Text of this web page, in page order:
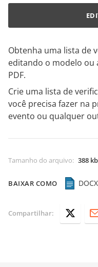
Obtenha uma lista de
editando o modelo ou
PDF.
Crie uma lista de
você precisa fazer na
evento ou qualquer
Tamanho do arquivo: 388 kb
BAIXAR COMO DOCX
Compartilhar: